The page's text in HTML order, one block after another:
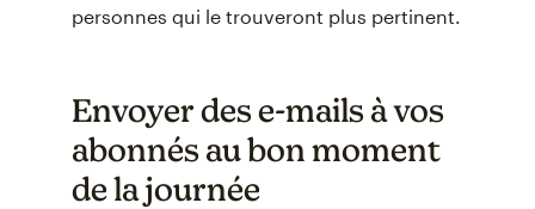
personnes qui le trouveront plus pertinent.
Envoyer des e-mails à vos
abonnés au bon moment
de la journée